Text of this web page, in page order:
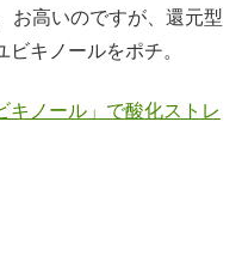
お高いのですが、還元型
キノールをポチ。
キノール」で酸化ストレ